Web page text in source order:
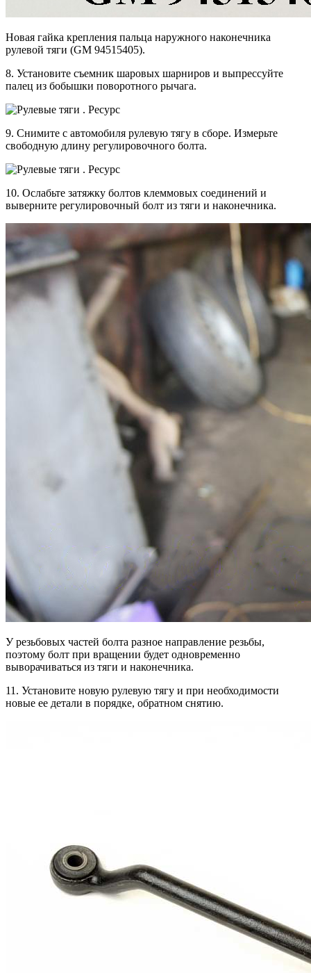
Новая гайка крепления пальца наружного наконечника
рулевой тяги (GM 94515405).
8. Установите съемник шаровых шарниров и выпрессуйте
палец из бобышки поворотного рычага.
9. Снимите с автомобиля рулевую тягу в сборе. Измерьте
свободную длину регулировочного болта.
10. Ослабьте затяжку болтов клеммовых соединений и
выверните регулировочный болт из тяги и наконечника.
У резьбовых частей болта разное направление резьбы,
поэтому болт при вращении будет одновременно
выворачиваться из тяги и наконечника.
11. Установите новую рулевую тягу и при необходимости
новые ее детали в порядке, обратном снятию.